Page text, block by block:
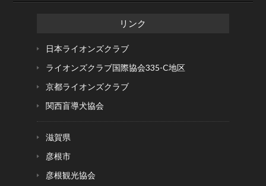
リンク
日本ライオンズクラブ
ライオンズクラブ国際協会335-C地区
京都ライオンズクラブ
関西盲導犬協会
滋賀県
彦根市
彦根観光協会